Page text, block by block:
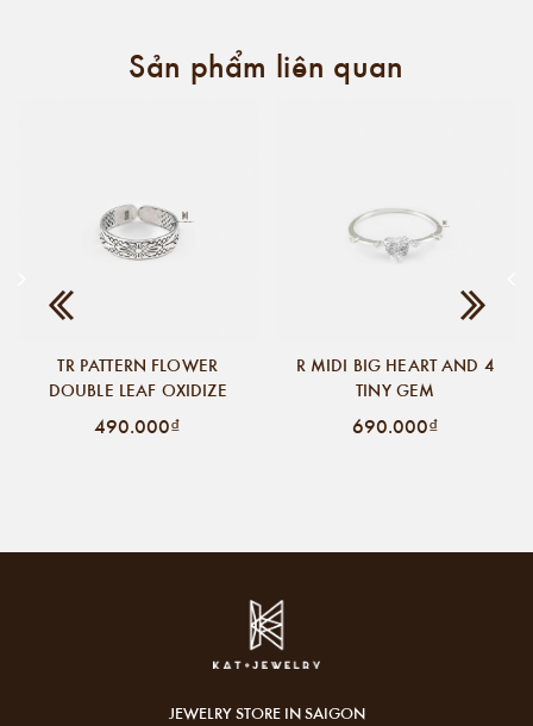
Sản phẩm liên quan
TR PATTERN FLOWER
DOUBLE LEAF OXIDIZE
490.000₫
R MIDI BIG HEART AND 4
TINY GEM
690.000₫
JEWELRY STORE IN SAIGON